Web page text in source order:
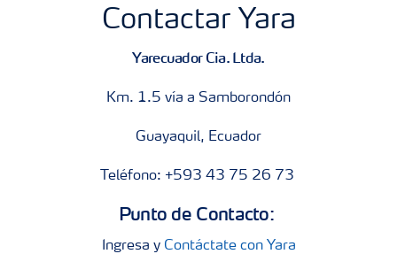
Contactar Yara
Yarecuador Cia. Ltda.
Km. 1.5 vía a Samborondón
Guayaquil, Ecuador
Teléfono: +593 43 75 26 73
Punto de Contacto:
Ingresa y Contáctate con Yara